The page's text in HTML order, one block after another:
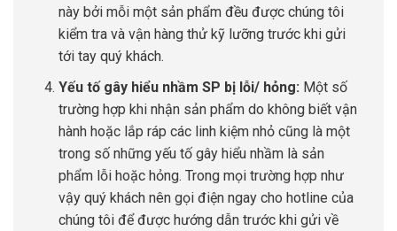
này bởi mỗi một sản phẩm đều được chúng tôi
kiểm tra và vận hàng thử kỹ lưỡng trước khi gửi
tới tay quý khách.
Yếu tố gây hiểu nhầm SP bị lỗi/ hỏng: Một số
trường hợp khi nhận sản phẩm do không biết vận
hành hoặc lắp ráp các linh kiệm nhỏ cũng là một
trong số những yếu tố gây hiểu nhầm là sản
phẩm lỗi hoặc hỏng. Trong mọi trường hợp như
vậy quý khách nên gọi điện ngay cho hotline của
chúng tôi để được hướng dẫn trước khi gửi về